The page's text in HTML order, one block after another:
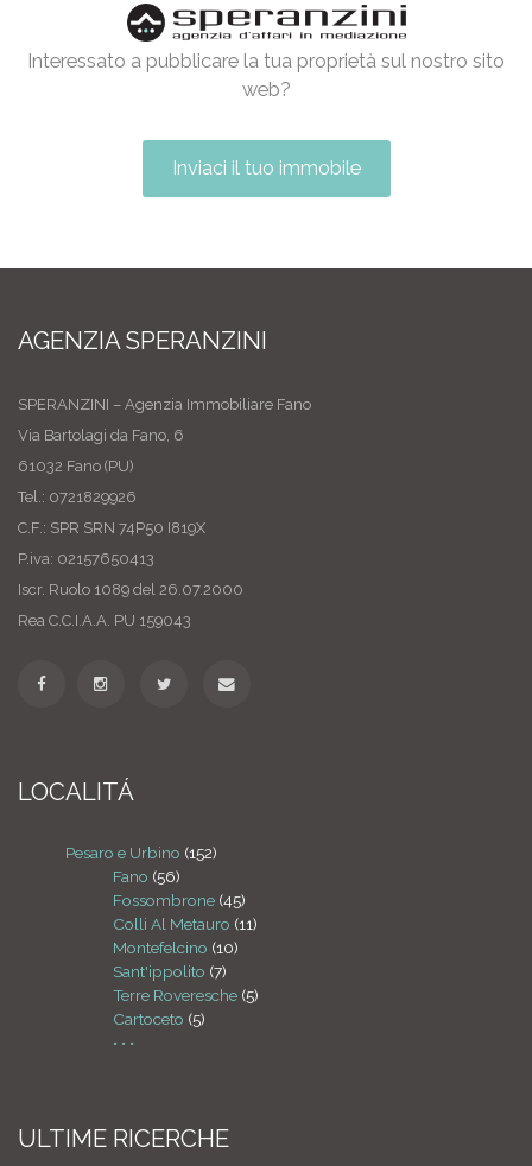
Interessato a pubblicare la tua proprietà sul nostro sito
web?
Inviaci il tuo immobile
AGENZIA SPERANZINI
SPERANZINI – Agenzia Immobiliare Fano
Via Bartolagi da Fano, 6
61032 Fano (PU)
Tel.: 0721829926
C.F.: SPR SRN 74P50 I819X
P.iva: 02157650413
Iscr. Ruolo 1089 del 26.07.2000
Rea C.C.I.A.A. PU 159043
LOCALITÁ
Pesaro e Urbino (152)
Fano (56)
Fossombrone (45)
Colli Al Metauro (11)
Montefelcino (10)
Sant'ippolito (7)
Terre Roveresche (5)
Cartoceto (5)
• • •
ULTIME RICERCHE